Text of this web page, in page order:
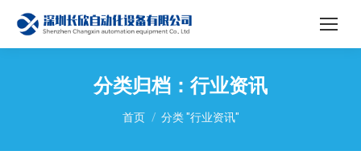
分类归档： 行业资讯
您在这里：
首页 分类 "行业资讯"